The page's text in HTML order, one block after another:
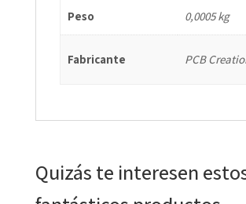
Peso 0,0005 kg
Fabricante PCB
Quizás te interesen